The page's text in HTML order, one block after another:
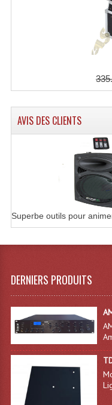
Flight-
Flight-
Rack
Sac
Sacs &
Rack 19"
Machines À
Effets
AVIS DES CLIENTS
Superbe outils pour
DERNIERS PRODUITS